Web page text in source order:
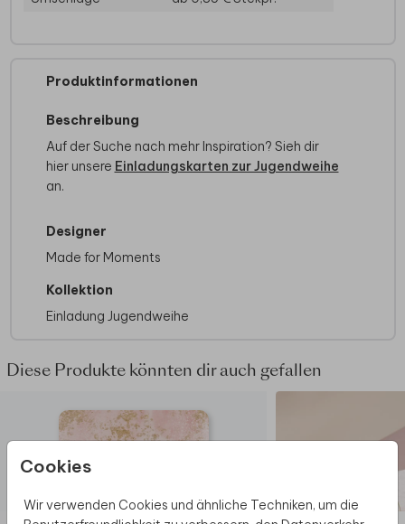
Cookies
Wir verwenden Cookies und ähnliche Techniken, um die
Produktinformationen
Beschreibung
Auf der Suche nach mehr Inspiration? Sieh dir
hier unsere Einladungskarten zur Jugendweihe
an.
Designer
Made for Moments
Kollektion
Einladung Jugendweihe
Diese Produkte könnten dir auch gefallen